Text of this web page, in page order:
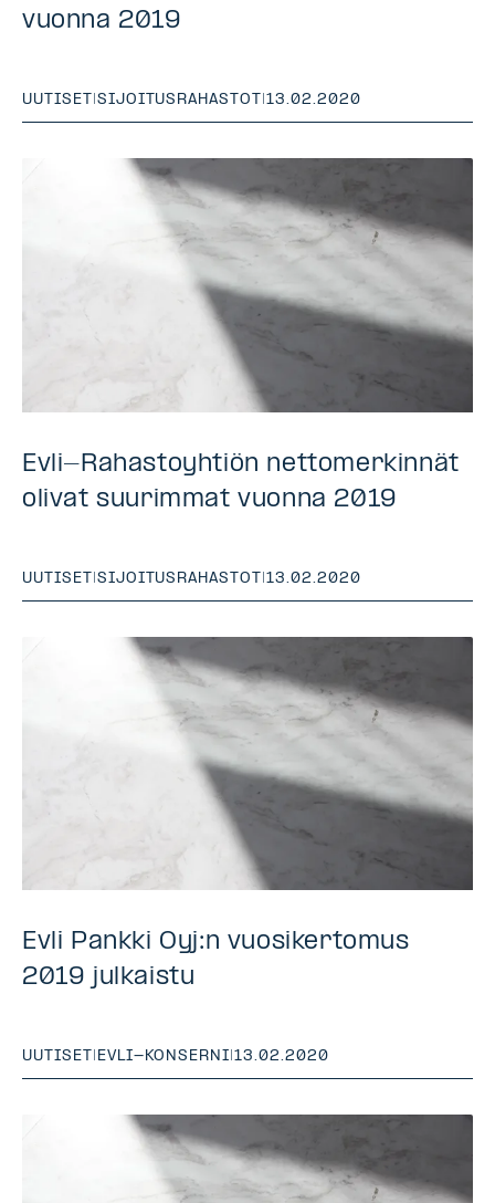
vuonna 2019
UUTISET |SIJOITUSRAHASTOT |13.02.2020
Evli-Rahastoyhtiön nettomerkinnät
olivat suurimmat vuonna 2019
UUTISET SIJOITUSRAHASTOT |13.02.2020
Evli Pankki Oyj:n vuosikertomus
2019 julkaistu
UUTISET | EVLI-KONSERNI|13.02.2020